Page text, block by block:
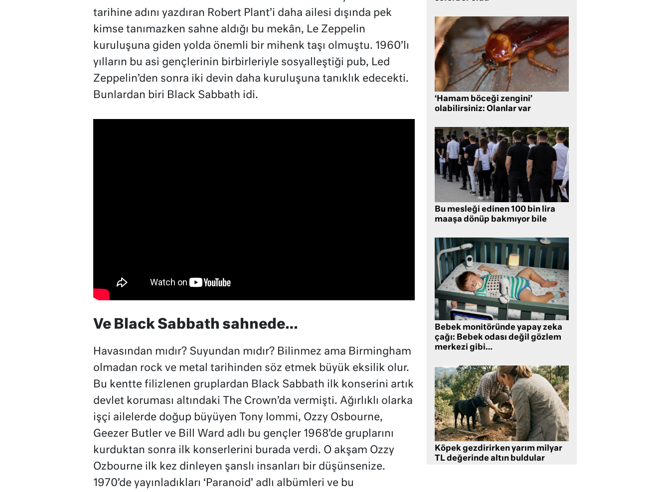
tarihine adını yazdıran Robert Plant’i daha ailesi dışında pek
kimse tanımazken sahne aldığı bu mekân, Le Zeppelin
kuruluşuna giden yolda önemli bir mihenk taşı olmuştu. 1960’lı
yılların bu asi gençlerinin birbirleriyle sosyalleştiği pub, Led
Zeppelin’den sonra iki devin daha kuruluşuna tanıklık edecekti.
Bunlardan biri Black Sabbath idi.
Ve Black Sabbath sahnede…
Havasından mıdır? Suyundan mıdır? Bilinmez ama Birmingham
olmadan rock ve metal tarihinden söz etmek büyük eksilik olur.
Bu kentte filizlenen gruplardan Black Sabbath ilk konserini artık
devlet koruması altındaki The Crown’da vermişti. Ağırlıklı olarka
işçi ailelerde doğup büyüyen Tony Iommi, Ozzy Osbourne,
Geezer Butler ve Bill Ward adlı bu gençler 1968’de gruplarını
kurduktan sonra ilk konserlerini burada verdi. O akşam Ozzy
Ozbourne ilk kez dinleyen şanslı insanları bir düşünsenize.
1970’de yayınladıkları ‘Paranoid’ adlı albümleri ve bu
‘Hamam böceği zengini’
olabilirsiniz: Olanlar var
Bu mesleği edinen 100 bin lira
maaşa dönüp bakmıyor bile
Bebek monitöründe yapay zeka
çağı: Bebek odası değil gözlem
merkezi gibi…
Köpek gezdirirken yarım milyar
TL değerinde altın buldular